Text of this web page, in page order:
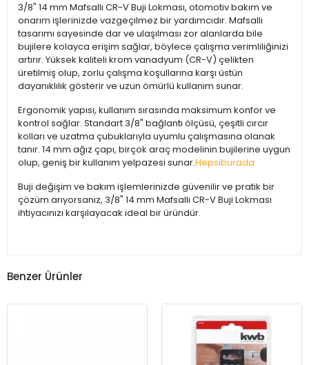
3/8" 14 mm Mafsallı CR-V Buji Lokması, otomotiv bakım ve
onarım işlerinizde vazgeçilmez bir yardımcıdır. Mafsallı
tasarımı sayesinde dar ve ulaşılması zor alanlarda bile
bujilere kolayca erişim sağlar, böylece çalışma verimliliğinizi
artırır. Yüksek kaliteli krom vanadyum (CR-V) çelikten
üretilmiş olup, zorlu çalışma koşullarına karşı üstün
dayanıklılık gösterir ve uzun ömürlü kullanım sunar.
Ergonomik yapısı, kullanım sırasında maksimum konfor ve
kontrol sağlar. Standart 3/8" bağlantı ölçüsü, çeşitli cırcır
kolları ve uzatma çubuklarıyla uyumlu çalışmasına olanak
tanır. 14 mm ağız çapı, birçok araç modelinin bujilerine uygun
olup, geniş bir kullanım yelpazesi sunar.Hepsiburada
Buji değişim ve bakım işlemlerinizde güvenilir ve pratik bir
çözüm arıyorsanız, 3/8" 14 mm Mafsallı CR-V Buji Lokması
ihtiyacınızı karşılayacak ideal bir üründür.
Benzer Ürünler